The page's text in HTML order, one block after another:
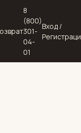
8
(800)
301-
04-
01
Вход /